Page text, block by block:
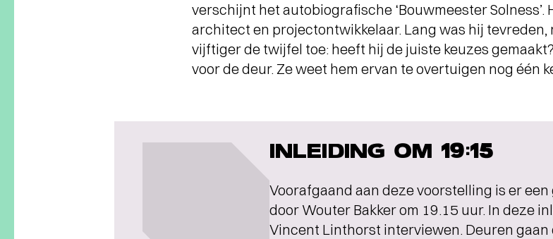
verschijnt het autobiografische ‘Bouwmeester Solness’.
architect en projectontwikkelaar. Lang was hij
vijftiger de twijfel toe: heeft hij de juiste keuzes
voor de deur. Ze weet hem ervan te overtuigen nog één
INLEIDING OM 19:15
Voorafgaand aan deze voorstelling is er
door Wouter Bakker om 19.15 uur. In deze
Vincent Linthorst interviewen. Deuren